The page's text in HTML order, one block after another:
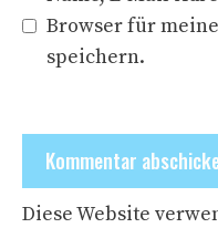
Browser für
speichern.
Diese Website